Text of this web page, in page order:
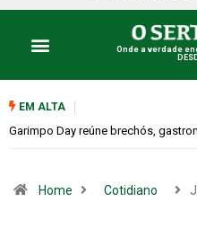
Onde a verdade
EM ALTA
Bugonia transforma paranoia e
Home Cotidiano